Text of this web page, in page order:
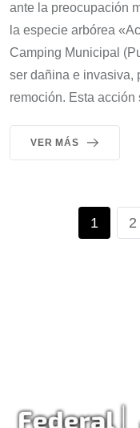
ante la preocupación
la especie arbórea
Camping Municipal
ser dañina e invasiva,
remoción. Esta
VER MÁS
1 2